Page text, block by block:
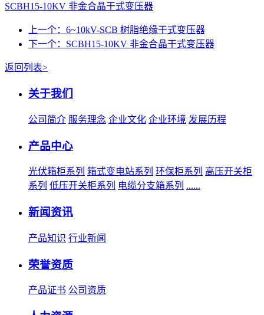
SCBH15-10KV 非金合晶干式变压器
上一个：6~10kV-SCB 树脂绝缘干式变压器
下一个：SCBH15-10KV 非金合晶干式变压器
返回列表>
关于我们
公司简介 服务理念 企业文化 企业环境 发展历程
产品中心
光伏箱柜系列 箱式变电站系列 环保柜系列 高压开关柜
系列 低压开关柜系列 电缆分支箱系列 ......
新闻资讯
产品知识 行业新闻
荣誉资质
产品证书 公司资质